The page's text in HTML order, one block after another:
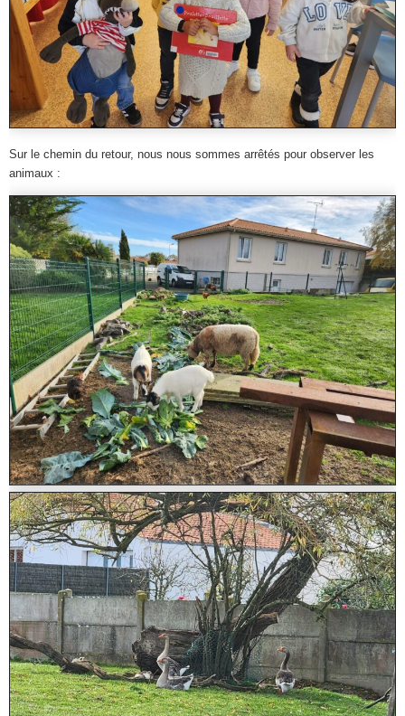
Sur le chemin du retour, nous nous sommes arrêtés pour observer les
animaux :